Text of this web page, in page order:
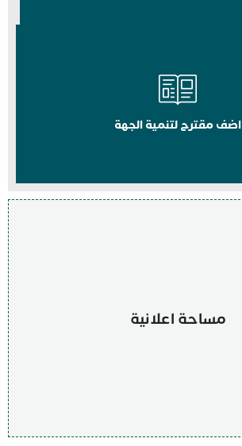
اضف مقترح لتنمية الجهة
مساحة اعلانية